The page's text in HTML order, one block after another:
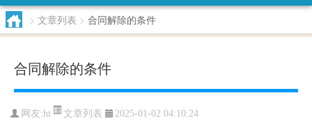
> 文章列表 > 合同解除的条件
合同解除的条件
网友:ht 文章列表 2025-01-02 04:10:24